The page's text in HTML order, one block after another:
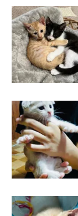
@raichanniki
後ろ足がダンボ
だったのか、「あ
すね（笑）